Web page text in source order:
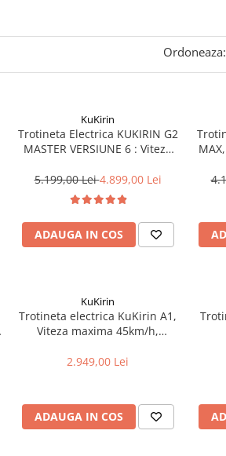
Ordoneaza:
KuKirin
Trotineta Electrica KUKIRIN G2
MASTER VERSIUNE 6 : Viteza
km, Motor 2x1000W,
Acumulator 52V 20.8Ah
5.199,00 Lei4.899,00 Lei
ADAUGA IN COS
KuKirin
Trotineta electrica KuKirin A1,
Viteza maxima 45km/h,
800W, acumulator 48V 13Ah
2.949,00 Lei
ADAUGA IN COS